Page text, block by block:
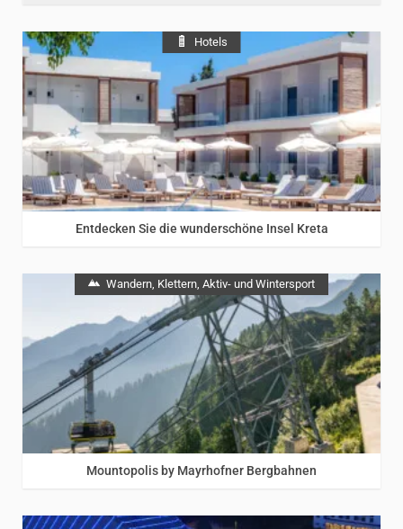
Hotels
Entdecken Sie die wunderschöne Insel Kreta
Wandern, Klettern, Aktiv- und Wintersport
Mountopolis by Mayrhofner Bergbahnen